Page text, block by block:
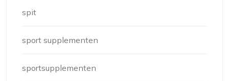
spit
sport supplementen
sportsupplementen